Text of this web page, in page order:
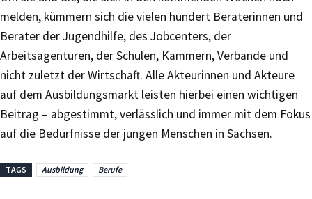
melden, kümmern sich die vielen hundert Beraterinnen und
Berater der Jugendhilfe, des Jobcenters, der
Arbeitsagenturen, der Schulen, Kammern, Verbände und
nicht zuletzt der Wirtschaft. Alle Akteurinnen und Akteure
auf dem Ausbildungsmarkt leisten hierbei einen wichtigen
Beitrag – abgestimmt, verlässlich und immer mit dem Fokus
auf die Bedürfnisse der jungen Menschen in Sachsen.
TAGS Ausbildung Berufe